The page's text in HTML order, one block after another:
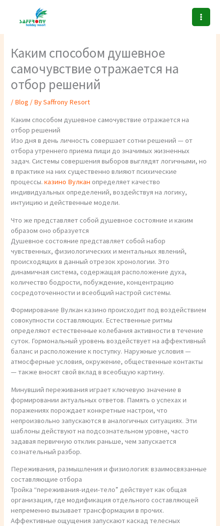
content
Каким способом душевное
самочувствие отражается на
отбор решений
/ Blog / BySaffrony Resort
Каким способом душевное самочувствие отражается на
отбор решений
Изо дня в день личность совершает сотни решений — от
отбора утреннего приема пищи до значимых жизненных
задач. Системы совершения выборов выглядят логичными, но
в практике на них существенно влияют психические
процессы.казино Вулкан определяет качество
индивидуальных определений, воздействуя на логику,
интуицию и действенные модели.
Что же представляет собой душевное состояние и каким
образом оно образуется
Душевное состояние представляет собой набор
чувственных, физиологических и ментальных явлений,
происходящих в данный отрезок хронологии. Это
динамичная система, содержащая расположение духа,
количество бодрости, побуждение, концентрацию
сосредоточенности и всеобщий настрой системы.
Формирование Вулкан казино происходит под воздействием
совокупности составляющих. Естественные ритмы
определяют естественные колебания активности в течение
суток. Гормональный уровень воздействует на аффективный
баланс и расположение к поступку. Наружные условия —
атмосферные условия, окружение, общественные контакты
— также вносят свой вклад в всеобщую картину.
Минувший переживания играет ключевую значение в
формировании актуальных ответов. Память о успехах и
поражениях порождает конкретные настрои, что
непроизвольно запускаются в аналогичных ситуациях. Эти
шаблоны действуют на подсознательном уровне, часто
задавая первичную отклик раньше, чем запускается
сознательный разбор.
Переживания, размышления и физиология: взаимосвязанные
составляющие отбора
Тройка “переживания-идеи-тело” действует как общая
организация, где модификация отдельного составляющей
непременно вызывает трансформации в прочих.
Аффективные ощущения запускают каскад телесных